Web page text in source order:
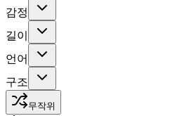
감정
길이
언어
구조
무작위